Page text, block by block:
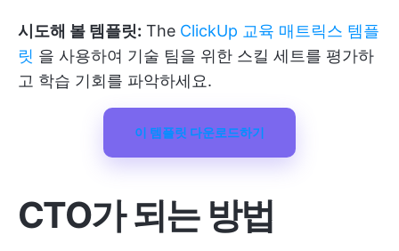
시도해 볼 템플릿: The ClickUp 교육 매트릭스 템플
릿 을 사용하여 기술 팀을 위한 스킬 세트를 평가하
고 학습 기회를 파악하세요.
이 템플릿 다운로드하기
CTO가 되는 방법